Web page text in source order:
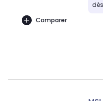
Comparer
dès